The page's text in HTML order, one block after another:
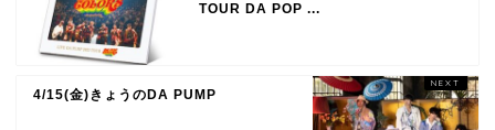
TOUR DA POP ...
4/15(金)きょうのDA PUMP